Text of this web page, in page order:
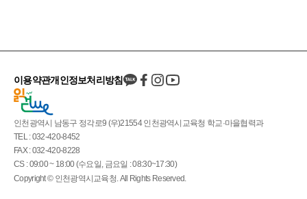
인천광역시 남동구 정각로9 (우)21554 인천광역시교육청 학교·마을협력과
TEL : 032-420-8452
FAX : 032-420-8228
CS : 09:00 ~ 18:00 (수요일, 금요일 : 08:30~17:30)
Copyright © 인천광역시교육청. All Rights Reserved.
이용약관개인정보처리방침